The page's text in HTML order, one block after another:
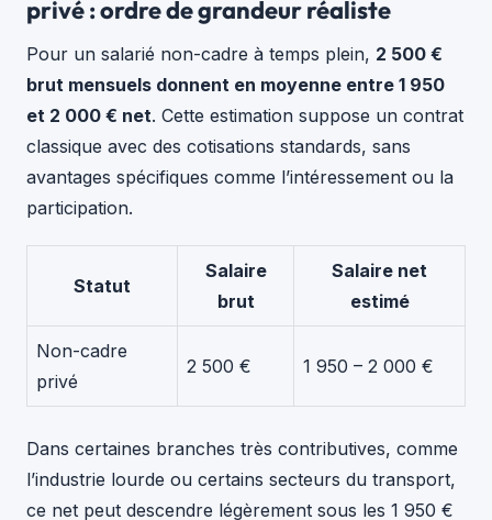
privé : ordre de grandeur réaliste
Pour un salarié non-cadre à temps plein, 2 500 €
brut mensuels donnent en moyenne entre 1 950
et 2 000 € net. Cette estimation suppose un contrat
classique avec des cotisations standards, sans
avantages spécifiques comme l’intéressement ou la
participation.
Statut
Salaire
brut
Salaire net
estimé
Non-cadre
privé
2 500 € 1 950 – 2 000 €
Dans certaines branches très contributives, comme
l’industrie lourde ou certains secteurs du transport,
ce net peut descendre légèrement sous les 1 950 €